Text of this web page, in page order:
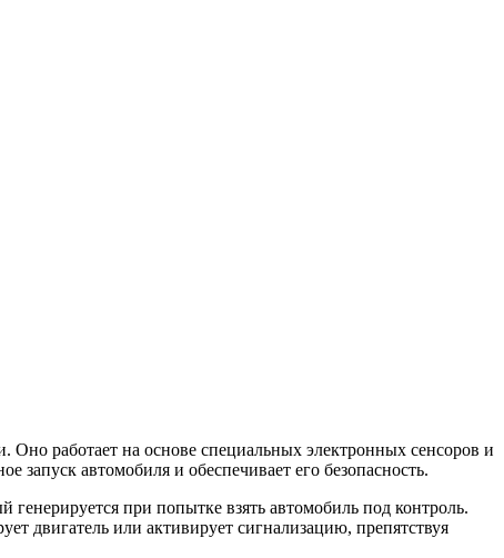
Оно работает на основе специальных электронных сенсоров и
запуск автомобиля и обеспечивает его безопасность.
при попытке взять автомобиль под контроль.
двигатель или активирует сигнализацию, препятствуя